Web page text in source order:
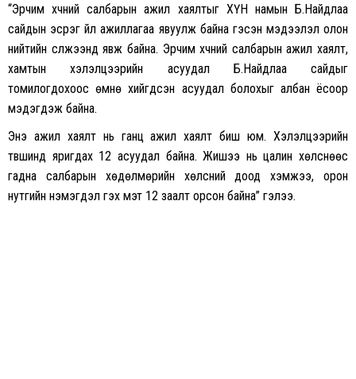
“Эрчим хүчний салбарын ажил хаялтыг ХҮН намын Б.Найдлаа
сайдын эсрэг үйл ажиллагаа явуулж байна гэсэн мэдээлэл олон
нийтийн сүлжээнд явж байна. Эрчим хүчний салбарын ажил хаялт,
хамтын хэлэлцээрийн асуудал Б.Найдлаа сайдыг
томилогдохоос өмнө хийгдсэн асуудал болохыг албан ёсоор
мэдэгдэж байна.
Энэ ажил хаялт нь ганц ажил хаялт биш юм. Хэлэлцээрийн
түвшинд яригдах 12 асуудал байна. Жишээ нь цалин хөлснөөс
гадна салбарын хөдөлмөрийн хөлсний доод хэмжээ, орон
нутгийн нэмэгдэл гэх мэт 12 заалт орсон байна” гэлээ.